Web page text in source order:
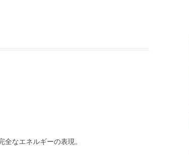
なエネルギーの表現。